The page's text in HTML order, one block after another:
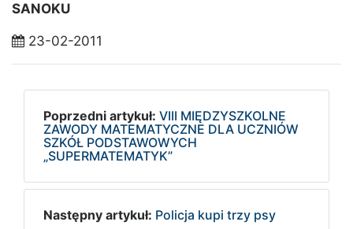
SANOKU
23-02-2011
Poprzedni artykuł: VIII MIĘDZYSZKOLNE
ZAWODY MATEMATYCZNE DLA UCZNIÓW
SZKÓŁ PODSTAWOWYCH
„SUPERMATEMATYK”
Następny artykuł: Policja kupi trzy psy